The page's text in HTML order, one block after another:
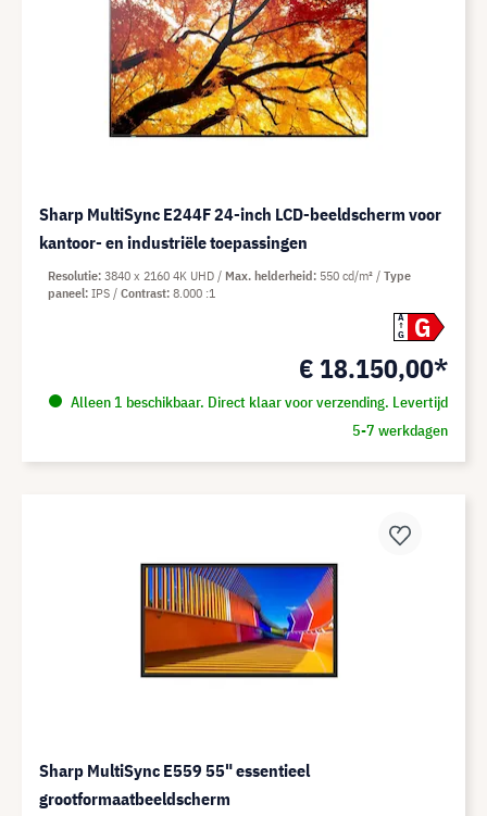
Sharp MultiSync E244F 24-inch LCD-beeldscherm voor
kantoor- en industriële toepassingen
A
G
G
€ 18.150,00*
Alleen 1 beschikbaar. Direct klaar voor verzending. Levertijd
5-7 werkdagen
Resolutie 3840 x 2160 4K UHD Max. helderheid 550 cd/m²
Type
paneel IPS Contrast 8.000 :1
Sharp MultiSync E559 55" essentieel
grootformaatbeeldscherm